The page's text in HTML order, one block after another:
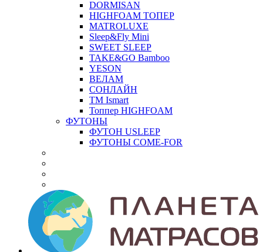
DORMISAN
HIGHFOAM ТОПЕР
MATROLUXE
Sleep&Fly Mini
SWEET SLEEP
TAKE&GO Bamboo
YESON
ВЕЛАМ
СОНЛАЙН
ТМ Ismart
Топпер HIGHFOAM
ФУТОНЫ
ФУТОН USLEEP
ФУТОНЫ COME-FOR